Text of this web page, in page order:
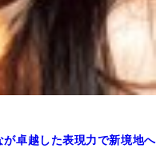
卓越した表現力で新境地へ